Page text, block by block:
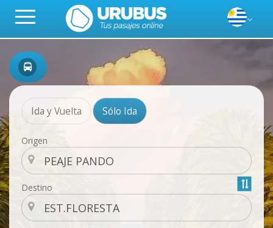
Ida y Vuelta Sólo Ida
Origen
Destino